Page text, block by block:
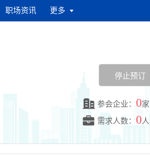
职场资讯 更多
停止预订
参会企业： 0家
需求人数： 0人